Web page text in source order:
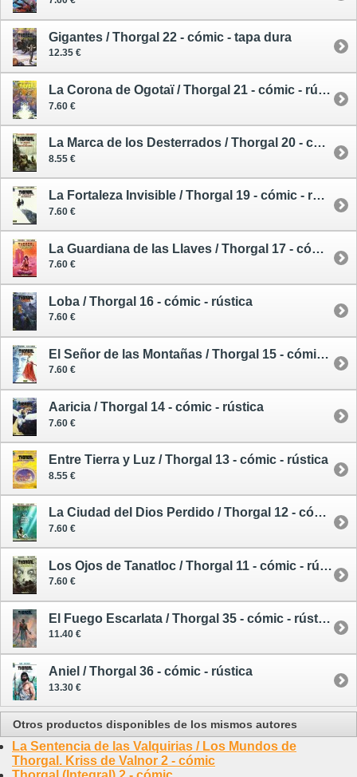
Gigantes / Thorgal 22 - cómic - tapa dura
12.35 €
La Corona de Ogotaï / Thorgal 21 - cómic - rústica
7.60 €
La Marca de los Desterrados / Thorgal 20 - cómic - rústica
8.55 €
La Fortaleza Invisible / Thorgal 19 - cómic - rústica
7.60 €
La Guardiana de las Llaves / Thorgal 17 - cómic - rústica
7.60 €
Loba / Thorgal 16 - cómic - rústica
7.60 €
El Señor de las Montañas / Thorgal 15 - cómic - rústica
7.60 €
Aaricia / Thorgal 14 - cómic - rústica
7.60 €
Entre Tierra y Luz / Thorgal 13 - cómic - rústica
8.55 €
La Ciudad del Dios Perdido / Thorgal 12 - cómic - rústica
7.60 €
Los Ojos de Tanatloc / Thorgal 11 - cómic - rústica
7.60 €
El Fuego Escarlata / Thorgal 35 - cómic - rústica
11.40 €
Aniel / Thorgal 36 - cómic - rústica
13.30 €
Otros productos disponibles de los mismos autores
La Sentencia de las Valquirias / Los Mundos de
Thorgal. Kriss de Valnor 2 - cómic